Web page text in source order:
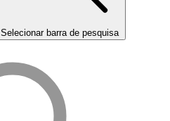
Selecionar barra de pesquisa